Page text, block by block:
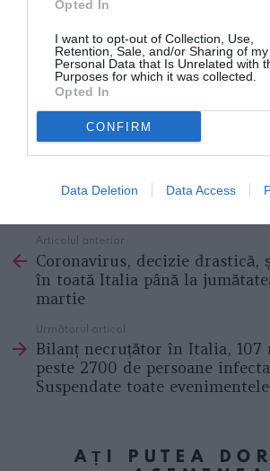
Opted In
I want to opt-out of Collection, Use,
Retention, Sale, and/or Sharing of my
Personal Data that Is Unrelated with
Purposes for which it was collected.
Opted In
CONFIRM
Data Deletion Data Access
ROMANI IN DIASPORA
ROMANI
STIRI DIASPORA
more
Articolul anterior
Coronavirus, decizie drastică,
în toată Italia până la
martie
Următorul articol
Bilanț necruțător în Italia, 107
peste 2700 de persoane
Suspendate toate
AȚI PUTEA